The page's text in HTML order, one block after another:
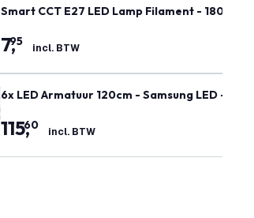
Smart CCT E27 LED Lamp Filament - 1800-
7,
95 incl. BTW
115,
60 incl. BTW